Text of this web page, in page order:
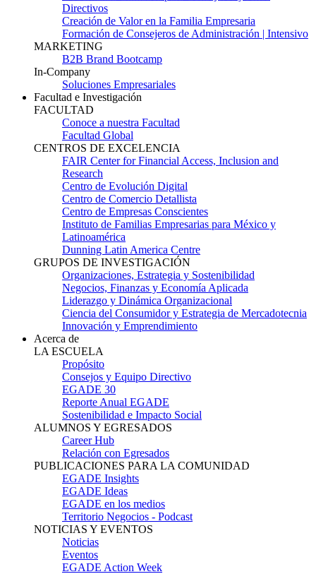
Directivos
Creación de Valor en la Familia Empresaria
Formación de Consejeros de Administración | Intensivo
MARKETING
B2B Brand Bootcamp
In-Company
Soluciones Empresariales
Facultad e Investigación
FACULTAD
Conoce a nuestra Facultad
Facultad Global
CENTROS DE EXCELENCIA
FAIR Center for Financial Access, Inclusion and
Research
Centro de Evolución Digital
Centro de Comercio Detallista
Centro de Empresas Conscientes
Instituto de Familias Empresarias para México y
Latinoamérica
Dunning Latin America Centre
GRUPOS DE INVESTIGACIÓN
Organizaciones, Estrategia y Sostenibilidad
Negocios, Finanzas y Economía Aplicada
Liderazgo y Dinámica Organizacional
Ciencia del Consumidor y Estrategia de Mercadotecnia
Innovación y Emprendimiento
Acerca de
LA ESCUELA
Propósito
Consejos y Equipo Directivo
EGADE 30
Reporte Anual EGADE
Sostenibilidad e Impacto Social
ALUMNOS Y EGRESADOS
Career Hub
Relación con Egresados
PUBLICACIONES PARA LA COMUNIDAD
EGADE Insights
EGADE Ideas
EGADE en los medios
Territorio Negocios - Podcast
NOTICIAS Y EVENTOS
Noticias
Eventos
EGADE Action Week